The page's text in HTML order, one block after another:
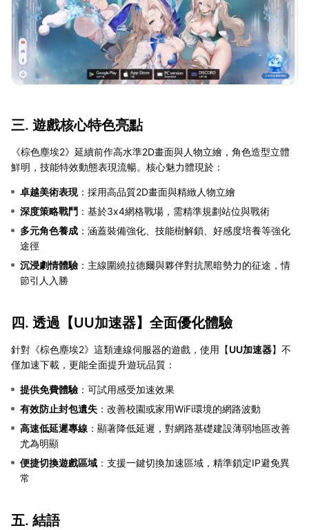
三. 遊戲核心特色亮點
《棕色塵埃2》延續前作高水準2D畫面與人物立繪，角色造型立體
鮮明，技能特效動態表現流暢。核心魅力體現於：
卓越美術表現：採用高品質2D畫面與精緻人物立繪
深度策略戰鬥 ：基於3x4網格戰場，需精準規劃站位與戰術
多元角色養成 ：涵蓋裝備強化、技能樹解鎖、好感度培養等強化
途徑
沉浸劇情體驗 ：主線圍繞拉德爾與夥伴對抗黑暗勢力的征途，情
節引人入勝
四. 透過【UU加速器】全面優化體驗
針對《棕色塵埃2》這類連線伺服器的遊戲，使用【UU加速器】不
僅加速下載，更能全面提升遊玩品質：
提供免費體驗 ：可試用感受加速效果
有效防止封包遺失 ：改善校園或家用WiFi環境的網路波動
高速低延遲專線 ：顯著降低延遲，對網路基礎建設薄弱地區改善
尤為明顯
便捷切換遊戲區域 ：支援一鍵切換加速區域，精準鎖定IP避免異
常
五. 結語